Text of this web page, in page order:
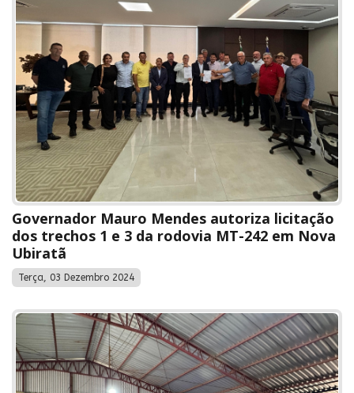
Governador Mauro Mendes autoriza licitação
dos trechos 1 e 3 da rodovia MT-242 em Nova
Ubiratã
Terça, 03 Dezembro 2024